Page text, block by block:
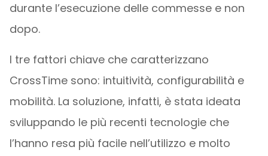
durante l’esecuzione delle commesse e non
dopo.
I tre fattori chiave che caratterizzano
CrossTime sono: intuitività, configurabilità e
mobilità. La soluzione, infatti, è stata ideata
sviluppando le più recenti tecnologie che
l’hanno resa più facile nell’utilizzo e molto